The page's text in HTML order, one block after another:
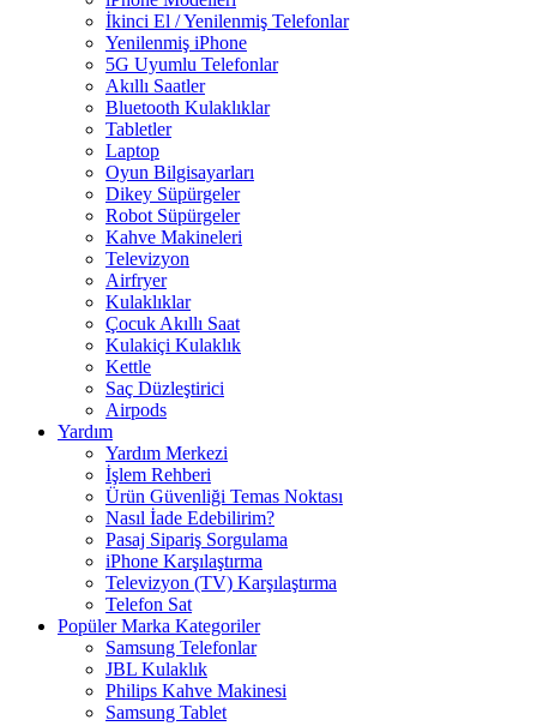
İkinci El / Yenilenmiş Telefonlar
Yenilenmiş iPhone
5G Uyumlu Telefonlar
Akıllı Saatler
Bluetooth Kulaklıklar
Tabletler
Laptop
Oyun Bilgisayarları
Dikey Süpürgeler
Robot Süpürgeler
Kahve Makineleri
Televizyon
Airfryer
Kulaklıklar
Çocuk Akıllı Saat
Kulakiçi Kulaklık
Kettle
Saç Düzleştirici
Airpods
Yardım
Yardım Merkezi
İşlem Rehberi
Ürün Güvenliği Temas Noktası
Nasıl İade Edebilirim?
Pasaj Sipariş Sorgulama
iPhone Karşılaştırma
Televizyon (TV) Karşılaştırma
Telefon Sat
Popüler Marka Kategoriler
Samsung Telefonlar
JBL Kulaklık
Philips Kahve Makinesi
Samsung Tablet